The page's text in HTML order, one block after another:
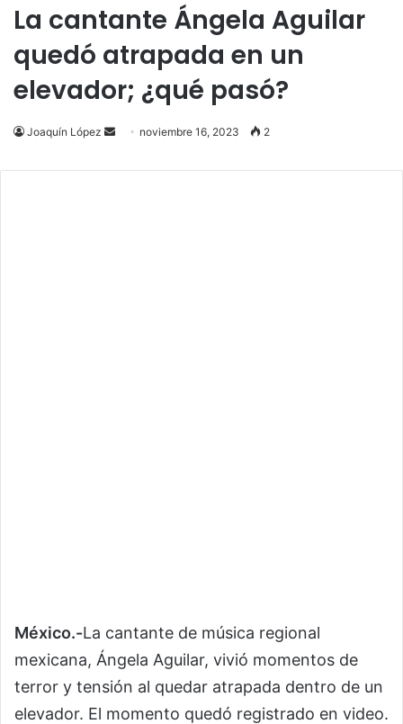
La cantante Ángela Aguilar
quedó atrapada en un
elevador; ¿qué pasó?
Joaquín López
Send
email
noviembre 16, 2023 2
México.-La cantante de música regional
mexicana, Ángela Aguilar, vivió momentos de
terror y tensión al quedar atrapada dentro de un
elevador. El momento quedó registrado en video.